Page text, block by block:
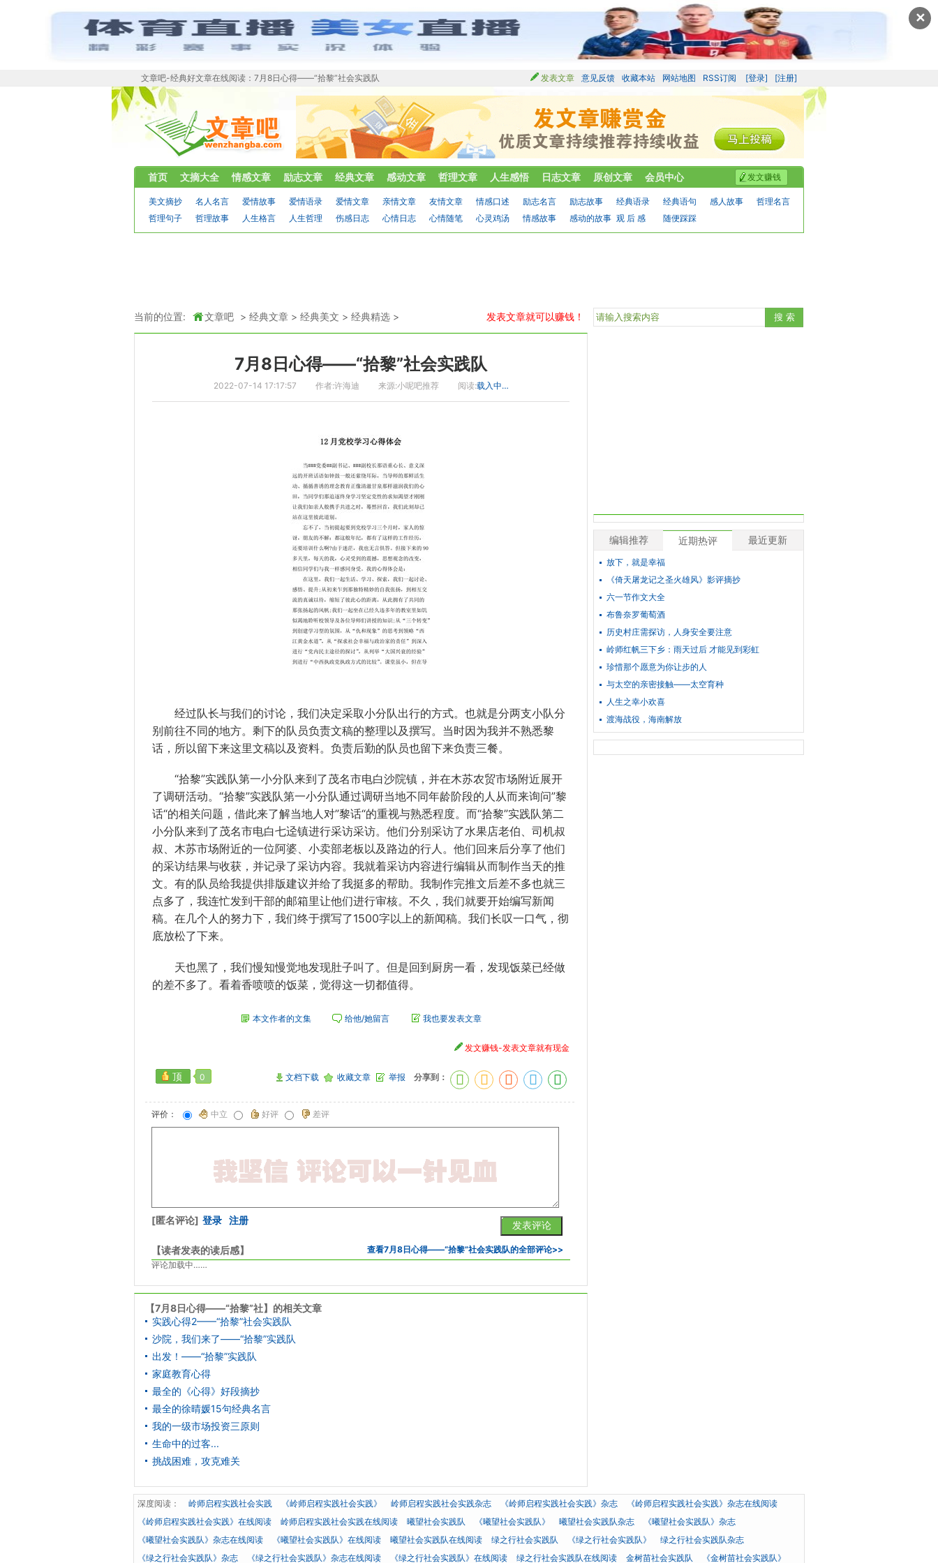
✕
文章吧-经典好文章在线阅读：7月8日心得——“拾黎”社会实践队 发表文章 意见反馈 收藏本站 网站地图 RSS订阅 [登录] [注册]
发文赚钱
首页 文摘大全 情感文章 励志文章 经典文章 感动文章 哲理文章 人生感悟 日志文章 原创文章 会员中心
美文摘抄 名人名言 爱情故事 爱情语录 爱情文章 亲情文章 友情文章 情感口述 励志名言 励志故事 经典语录 经典语句 感人故事
哲理名言
哲理句子
哲理故事 人生格言 人生哲理 伤感日志 心情日志 心情随笔 心灵鸡汤 情感故事 感动的故事 观 后 感 随便踩踩
当前的位置: 文章吧 > 经典文章 > 经典美文 > 经典精选 > 发表文章就可以赚钱！
7月8日心得——“拾黎”社会实践队
2022-07-14 17:17:57 作者:许海迪 来源:小呢吧推荐 阅读:载入中…
经过队长与我们的讨论，我们决定采取小分队出行的方式。也就是分两支小队分
别前往不同的地方。剩下的队员负责文稿的整理以及撰写。当时因为我并不熟悉黎
话，所以留下来这里文稿以及资料。负责后勤的队员也留下来负责三餐。
“拾黎”实践队第一小分队来到了茂名市电白沙院镇，并在木苏农贸市场附近展开
了调研活动。“拾黎”实践队第一小分队通过调研当地不同年龄阶段的人从而来询问”黎
话“的相关问题，借此来了解当地人对”黎话“的重视与熟悉程度。而“拾黎”实践队第二
小分队来到了茂名市电白七迳镇进行采访采访。他们分别采访了水果店老伯、司机叔
叔、木苏市场附近的一位阿婆、小卖部老板以及路边的行人。他们回来后分享了他们
的采访结果与收获，并记录了采访内容。我就着采访内容进行编辑从而制作当天的推
文。有的队员给我提供排版建议并给了我挺多的帮助。我制作完推文后差不多也就三
点多了，我连忙发到干部的邮箱里让他们进行审核。不久，我们就要开始编写新闻
稿。在几个人的努力下，我们终于撰写了1500字以上的新闻稿。我们长叹一口气，彻
底放松了下来。
天也黑了，我们慢知慢觉地发现肚子叫了。但是回到厨房一看，发现饭菜已经做
的差不多了。看着香喷喷的饭菜，觉得这一切都值得。
本文作者的文集 给他/她留言 我也要发表文章
发文赚钱-发表文章就有现金
顶 0 文档下载 收藏文章 举报 分享到：
评价： 中立 好评 差评
[匿名评论] 登录 注册
【读者发表的读后感】 查看7月8日心得——“拾黎”社会实践队的全部评论>>
评论加载中……
【7月8日心得——“拾黎”社】的相关文章
实践心得2——“拾黎”社会实践队
沙院，我们来了——“拾黎”实践队
出发！——“拾黎”实践队
家庭教育心得
最全的《心得》好段摘抄
最全的徐晴媛15句经典名言
我的一级市场投资三原则
生命中的过客...
挑战困难，攻克难关
编辑推荐 近期热评 最近更新
放下，就是幸福
《倚天屠龙记之圣火雄风》影评摘抄
六一节作文大全
布鲁奈罗葡萄酒
历史村庄需探访，人身安全要注意
岭师红帆三下乡：雨天过后 才能见到彩虹
珍惜那个愿意为你让步的人
与太空的亲密接触——太空育种
人生之幸小欢喜
渡海战役，海南解放
深度阅读： 岭师启程实践社会实践 《岭师启程实践社会实践》 岭师启程实践社会实践杂志 《岭师启程实践社会实践》杂志
《岭师启程实践社会实践》杂志在线阅读
《岭师启程实践社会实践》在线阅读
岭师启程实践社会实践在线阅读 曦望社会实践队 《曦望社会实践队》 曦望社会实践队杂志
《曦望社会实践队》杂志
《曦望社会实践队》杂志在线阅读
《曦望社会实践队》在线阅读 曦望社会实践队在线阅读 绿之行社会实践队 《绿之行社会实践队》
绿之行社会实践队杂志
《绿之行社会实践队》杂志
《绿之行社会实践队》杂志在线阅读 《绿之行社会实践队》在线阅读 绿之行社会实践队在线阅读 金树苗社会实践队 《金树苗社会实践队》